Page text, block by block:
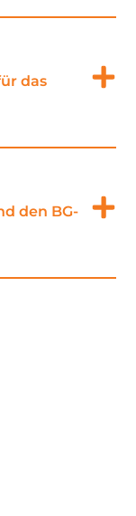
das
den BG-